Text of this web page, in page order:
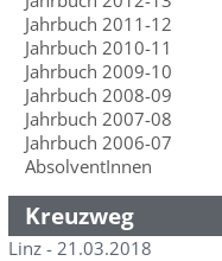
Jahrbuch 2011-12
Jahrbuch 2010-11
Jahrbuch 2009-10
Jahrbuch 2008-09
Jahrbuch 2007-08
Jahrbuch 2006-07
AbsolventInnen
Kreuzweg
Linz - 21.03.2018